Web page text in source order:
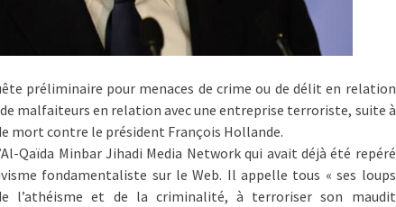
préliminaire pour menaces de crime ou de délit en relation
malfaiteurs en relation avec une entreprise terroriste, suite à
mort contre le président François Hollande.
Qaïda Minbar Jihadi Media Network qui avait déjà été repéré
fondamentaliste sur le Web. Il appelle tous « ses loups
l’athéisme et de la criminalité, à terroriser son maudit